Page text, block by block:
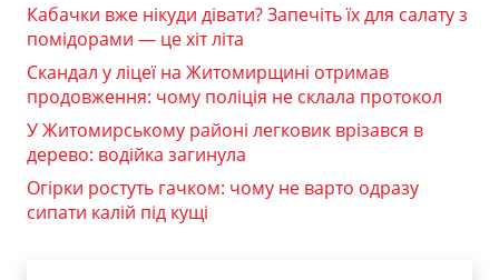
Кабачки вже нікуди дівати? Запечіть їх для салату з
помідорами — це хіт літа
Скандал у ліцеї на Житомирщині отримав
продовження: чому поліція не склала протокол
У Житомирському районі легковик врізався в
дерево: водійка загинула
Огірки ростуть гачком: чому не варто одразу
сипати калій під кущі